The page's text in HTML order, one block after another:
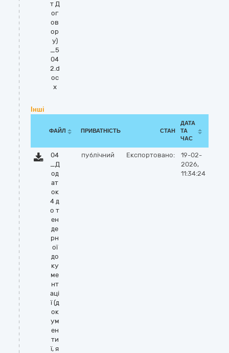
т Д
ог
ов
ор
у)
_5
04
2.d
oc
x
Інші
ФАЙЛ ПРИВАТНІСТЬ СТАН
ДАТА
ТА
ЧАС
04
_Д
од
ат
ок
4 д
о т
ен
де
рн
ої
до
ку
ме
нт
аці
ї (д
ок
ум
ен
ти
ї, я
публічний Експортовано:
19-02-
2026,
11:34:24